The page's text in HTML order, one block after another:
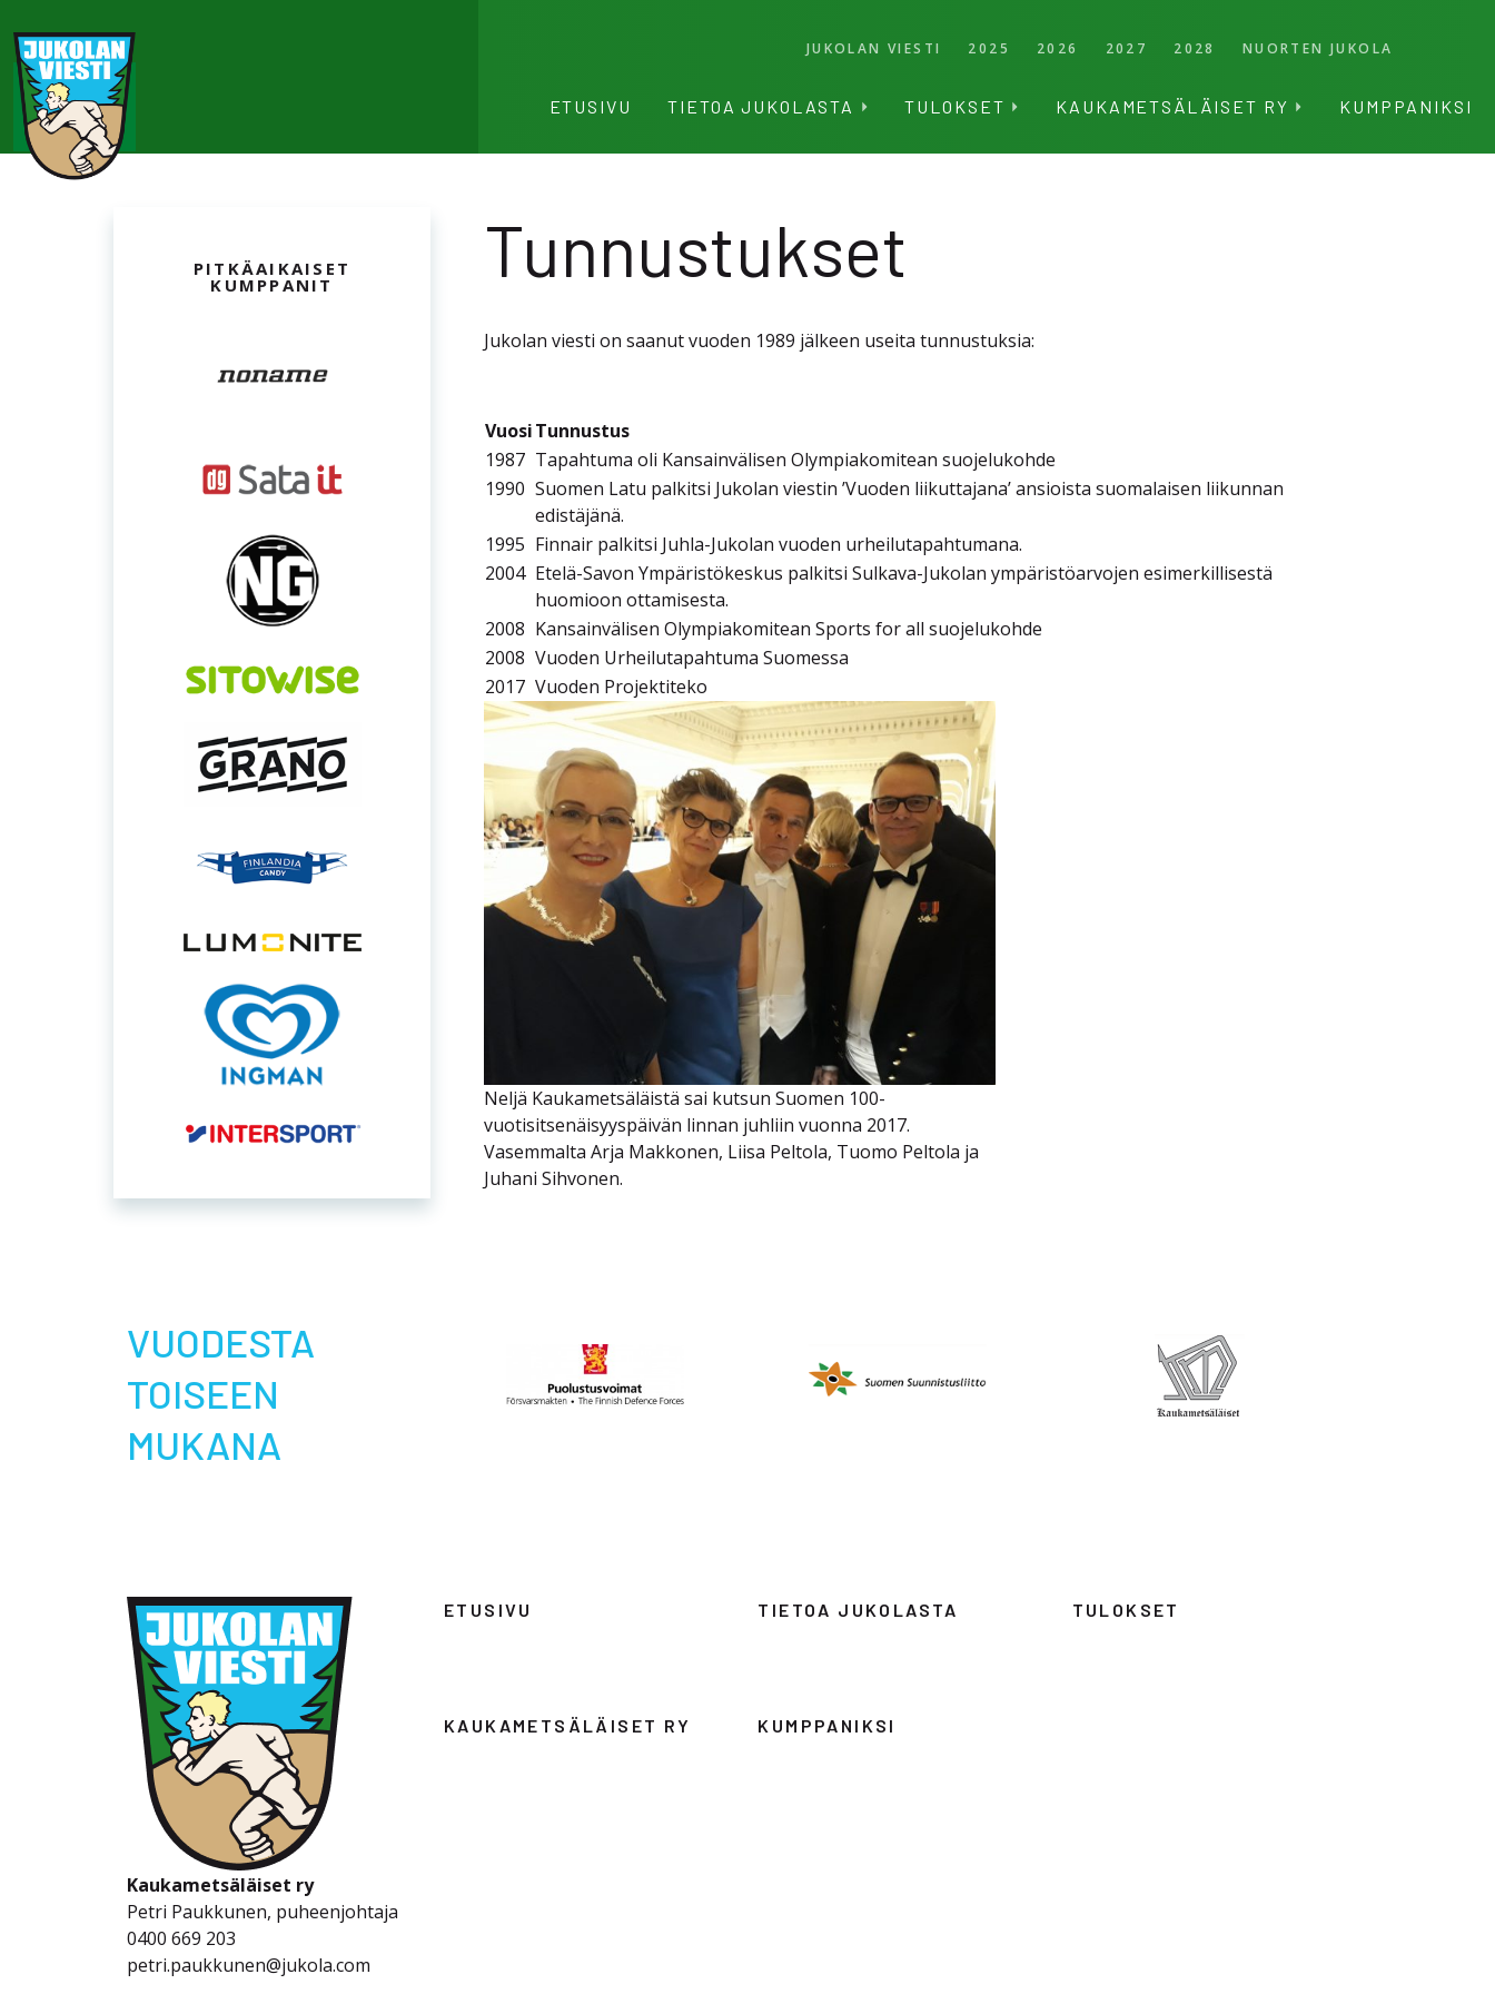
JUKOLAN VIESTI 2025 2026 2027 2028 NUORTEN JUKOLA
ETUSIVU TIETOA JUKOLASTA TULOKSET KAUKAMETSÄLÄISET RY KUMPPANIKSI
Tunnustukset
Jukolan viesti on saanut vuoden 1989 jälkeen useita tunnustuksia:
VuosiTunnustus
1987 Tapahtuma oli Kansainvälisen Olympiakomitean suojelukohde
1990 Suomen Latu palkitsi Jukolan viestin ’Vuoden liikuttajana’ ansioista suomalaisen liikunnan
edistäjänä.
1995 Finnair palkitsi Juhla-Jukolan vuoden urheilutapahtumana.
2004 Etelä-Savon Ympäristökeskus palkitsi Sulkava-Jukolan ympäristöarvojen esimerkillisestä
huomioon ottamisesta.
2008 Kansainvälisen Olympiakomitean Sports for all suojelukohde
2008 Vuoden Urheilutapahtuma Suomessa
2017 Vuoden Projektiteko
Neljä Kaukametsäläistä sai kutsun Suomen 100-
vuotisitsenäisyyspäivän linnan juhliin vuonna 2017.
Vasemmalta Arja Makkonen, Liisa Peltola, Tuomo Peltola ja
Juhani Sihvonen.
PITKÄAIKAISET
KUMPPANIT
VUODESTA
TOISEEN
MUKANA
Kaukametsäläiset ry
Petri Paukkunen, puheenjohtaja
0400 669 203
petri.paukkunen@jukola.com
ETUSIVU TIETOA JUKOLASTA TULOKSET
KAUKAMETSÄLÄISET RY KUMPPANIKSI